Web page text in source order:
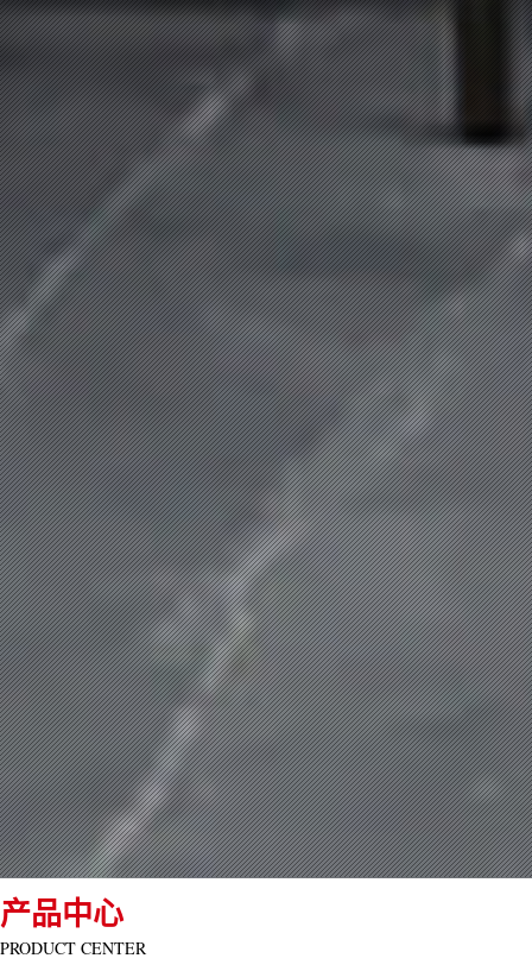
产品中心
PRODUCT CENTER